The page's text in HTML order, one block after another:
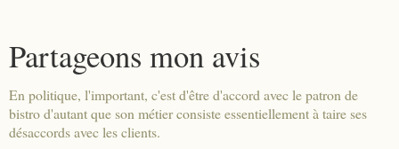
Partageons mon avis
En politique, l'important, c'est d'être d'accord avec le patron de
bistro d'autant que son métier consiste essentiellement à taire ses
désaccords avec les clients.